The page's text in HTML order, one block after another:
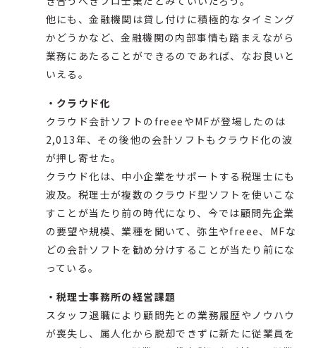
他にも、金融機関は貸し付けに積極的なタイミング
かどうかなど、金融機関の内部事情も踏まえながら
業務にあたることができるのであれば、なお良いと
いえる。
・クラウド化
クラウド会計ソフトのfreeeやMFが登場したのは
2,013年、その後他の会計ソフトもクラウド化の波
が押し寄せた。
クラウド化は、中小企業をサポートする税理士にも
波及。税理士が複数のクラウド型ソフトを使いこな
すことが当たり前の時代になり、今では顧問先企業
の要望や規模、業種を聞いて、弥生やfreee、MFな
どの会計ソフトを勧め分けすることが当たり前にな
っている。
・税理士事務所の経営課題
スタッフ退職により顧問先との業務履歴やノウハウ
が喪失し、属人化から脱却できずに新たに従業員を